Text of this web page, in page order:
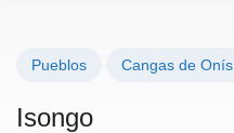
Pueblos Cangas de Onís
Isongo